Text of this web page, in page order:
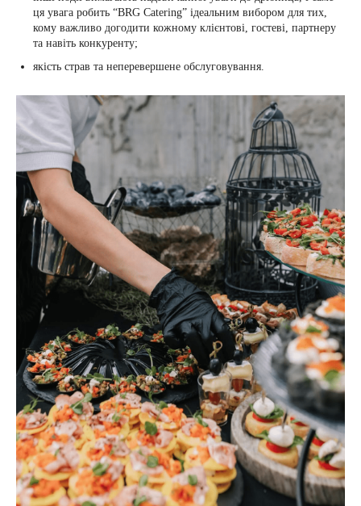
ця увага робить “BRG Catering” ідеальним вибором для тих,
кому важливо догодити кожному клієнтові, гостеві, партнеру
та навіть конкуренту;
якість страв та неперевершене обслуговування.